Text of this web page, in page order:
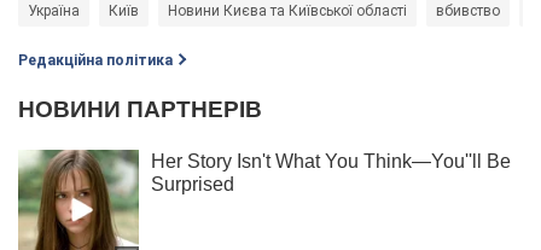
Україна Київ Новини Києва та Київської області вбивство
Редакційна політика